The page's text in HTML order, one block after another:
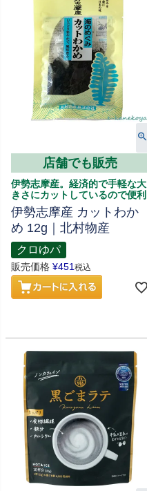
店舗でも販売
伊勢志摩産。経済的で手軽な大
きさにカットしているので便利
伊勢志摩産 カットわか
め 12g｜北村物産
クロゆパ
販売価格 ¥451税込